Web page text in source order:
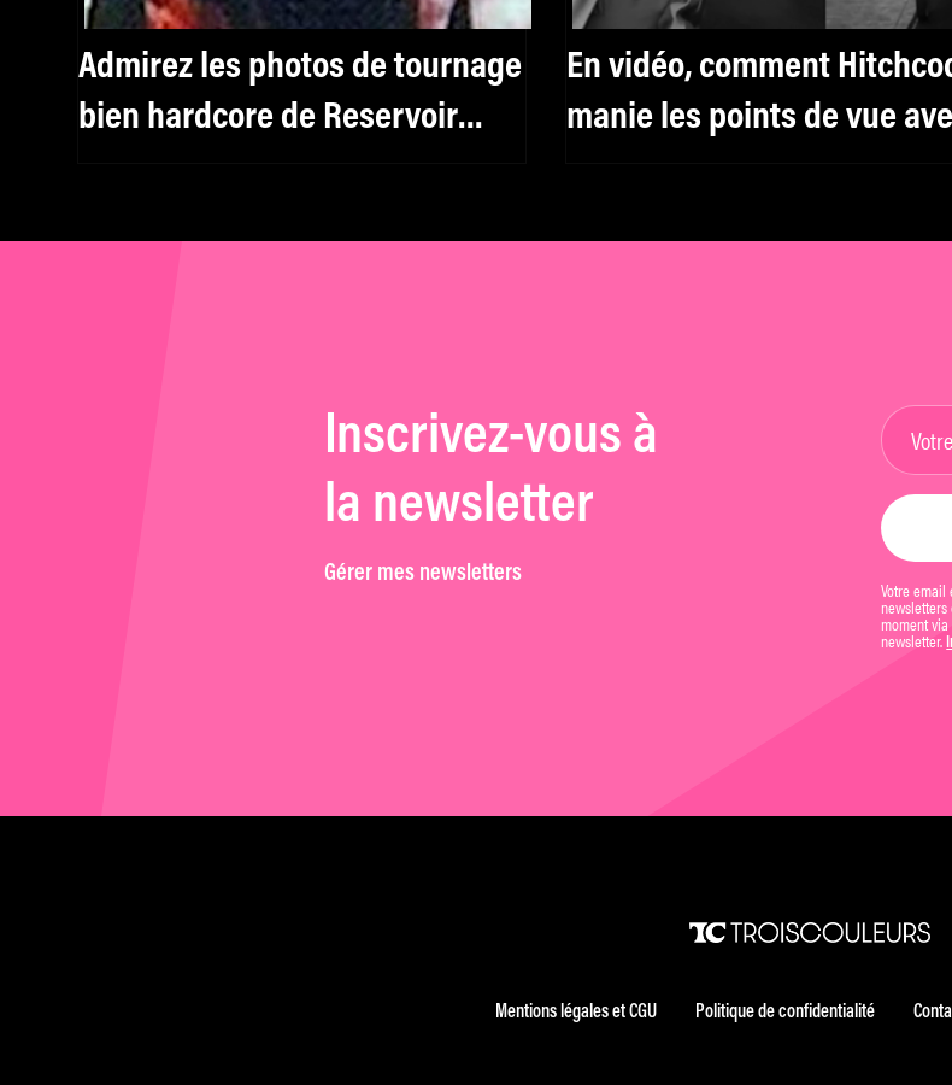
Admirez les photos de tournage
bien hardcore de Reservoir
En vidéo, comment
manie les points de vue
Inscrivez-vous à
la newsletter
Gérer mes newsletters
Votre
newsletters
moment
newsletter.
Mentions légales et CGU Politique de confidentialité